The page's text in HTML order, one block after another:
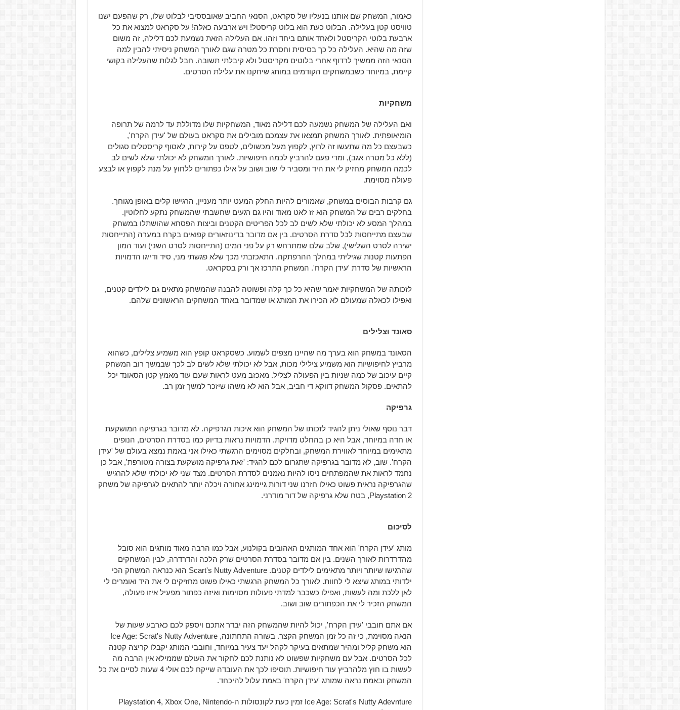
כאמור, המשחק שם אותנו בנעליו של סקראט, הסנאי החביב שאובססיבי לבלוט שלו, רק שהפעם ישנו
טוויסט קטן בעלילה. הבלוט כעת הוא בלוט קריסטל! ויש ארבעה כאלה! על סקראט למצוא את כל
ארבעת בלוטי הקריסטל ולאחד אותם ביחד וזהו. אם העלילה הזאת נשמעת לכם דלילה, זה משום
שזה מה שהיא. העלילה כל כך בסיסית וחסרת כל מטרה שגם לאורך המשחק ניסיתי להבין למה
הסנאי הזה ממשיך לרדוף אחרי בלוטים מקריסטל ולא קיבלתי תשובה. חבל לגלות שהעלילה בקושי
קיימת, במיוחד כשבמשחקים הקודמים במותג שיחקנו את עלילת הסרטים.
משחקיות
ואם העלילה של המשחק נשמעה לכם דלילה מאוד, המשחקיות שלו מדוללת עד לרמה של תרופה
הומיאופתית. לאורך המשחק תמצאו את עצמכם מובילים את סקראט בעולם של 'עידן הקרח',
כשבעצם כל מה שתעשו זה לרוץ, לקפוץ מעל מכשולים, לטפס על קירות, לאסוף קריסטלים סגולים
(ללא כל מטרה אגב), ומדי פעם להרביץ לכמה חיפושיות. לאורך המשחק לא יכולתי שלא לשים לב
לכמה המשחק מחזיק לי את היד ומסביר לי שוב ושוב על אילו כפתורים ללחוץ על מנת לקפוץ או לבצע
פעולה מסוימת.
גם קרבות הבוסים במשחק, שאמורים להיות החלק המעט יותר מעניין, הרגישו קלים באופן מגוחך.
בחלקים רבים של המשחק הוא זז לאט מאוד והיו גם רגעים שחשבתי שהמשחק נתקע לחלוטין.
במהלך המסע לא יכולתי שלא לשים לב לכל הפריטים הקטנים וביצות הפסחא שהושתלו במשחק
שבעצם מתייחסות לכל סדרת הסרטים. בין אם מדובר בדינוזאורים קפואים בקרח במערה (התייחסות
ישירה לסרט השלישי), שלב שלם שמתרחש רק על פני המים (התייחסות לסרט השני) ועוד המון
הפתעות קטנות שגיליתי במהלך ההרפתקה. התאכזבתי מכך שלא פגשתי מני, סיד ודייגו הדמויות
הראשיות של סדרת 'עידן הקרח'. המשחק התרכז אך ורק בסקראט.
לזכותה של המשחקיות יאמר שהיא כל כך קלה ופשוטה להבנה שהמשחק מתאים גם לילדים קטנים,
ואפילו לכאלה שמעולם לא הכירו את המותג או שמדובר באחד המשחקים הראשונים שלהם.
סאונד וצלילים
הסאונד במשחק הוא בערך מה שהיינו מצפים לשמוע. כשסקראט קופץ הוא משמיע צלילים, כשהוא
מרביץ לחיפושיות הוא משמיע צילילי מכות, אבל לא יכולתי שלא לשים לב לכך שבמשך רוב המשחק
קיים עיכוב של כמה שניות בין הפעולה לצליל. מאכזב מעט לראות שעם עוד מאמץ קטן הסאונד יכל
להתאים. פסקול המשחק דווקא די חביב, אבל הוא לא משהו שיזכר למשך זמן רב.
גרפיקה
דבר נוסף שאולי ניתן להגיד לזכותו של המשחק הוא איכות הגרפיקה. לא מדובר בגרפיקה המושקעת
או חדה במיוחד, אבל היא כן בהחלט מדויקת. הדמויות נראות בדיוק כמו בסדרת הסרטים, הנופים
מתאימים במיוחד לאווירת המשחק, ובחלקים מסוימים הרגשתי כאילו אני באמת נמצא בעולם של 'עידן
הקרח'. שוב, לא מדובר בגרפיקה שתגרום לכם להגיד: 'זאת גרפיקה מושקעת בצורה מטורפת', אבל כן
נחמד לראות את שהמפתחים ניסו להיות נאמנים לסדרת הסרטים. מצד שני לא יכולתי שלא להרגיש
שהגרפיקה נראית פשוט כאילו חזרנו שני דורות גיימינג אחורה ויכלה יותר להתאים לגרפיקה של משחק
Playstation 2, בטח שלא גרפיקה של דור מודרני.
לסיכום
מותג 'עידן הקרח' הוא אחד המותגים האהובים בקולנוע, אבל כמו הרבה מאוד מותגים הוא סובל
מהדרדרות לאורך השנים. בין אם מדובר בסדרת הסרטים שרק הלכה והדרדרה, לבין המשחקים
שהרגישו שיותר ויותר מתאימים לילדים קטנים. Scart's Nutty Adventure הוא כנראה המשחק הכי
ילדותי במותג שיצא לי לחוות. לאורך כל המשחק הרגשתי כאילו פשוט מחזיקים לי את היד ואומרים לי
לאן ללכת ומה לעשות, ואפילו כשכבר למדתי פעולות מסוימות ואיזה כפתור מפעיל איזו פעולה,
המשחק הזכיר לי את הכפתורים שוב ושוב.
אם אתם חובבי 'עידן הקרח', יכול להיות שהמשחק הזה יבדר אתכם ויספק לכם כארבע שעות של
הנאה מסוימת, כי זה כל זמן המשחק הקצר. בשורה התחתונה, Ice Age: Scrat's Nutty Adventure
הוא משחק קליל ומהיר שמתאים בעיקר לקהל יעד צעיר במיוחד, וחובבי המותג יקבלו קריצה קטנה
לכל הסרטים. אבל עם משחקיות שפשוט לא נותנת לכם לחקור את העולם שממילא אין הרבה מה
לעשות בו חוץ מלהרביץ עוד חיפושיות. תוסיפו לכך את העובדה שייקח לכם אולי 4 שעות לסיים את כל
המשחק ובאמת נראה שמותג 'עידן הקרח' באמת עלול להיכחד.
Ice Age: Scrat's Nutty Adevnture זמין כעת לקונסולות ה-Playstation 4, Xbox One, Nintendo